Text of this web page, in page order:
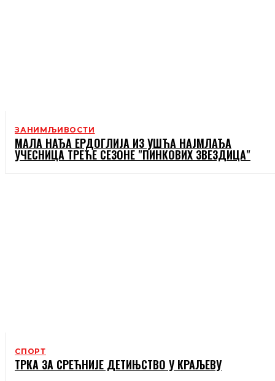
ЗАНИМЉИВОСТИ
МАЛА НАЂА ЕРДОГЛИЈА ИЗ УШЋА НАЈМЛАЂА
УЧЕСНИЦА ТРЕЋЕ СЕЗОНЕ "ПИНКОВИХ ЗВЕЗДИЦА"
СПОРТ
ТРКА ЗА СРЕЋНИЈЕ ДЕТИЊСТВО У КРАЉЕВУ